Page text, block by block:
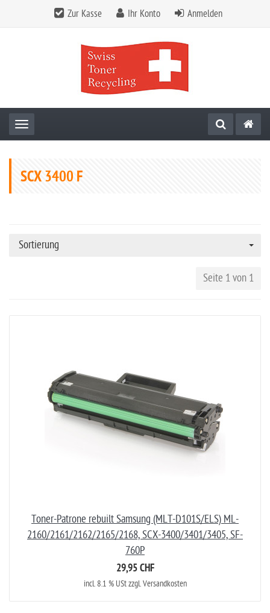
Zur Kasse Ihr Konto Anmelden
Toggle navigation
SCX 3400 F
Sortierung
Seite 1 von 1
Toner-Patrone rebuilt Samsung (MLT-D101S/ELS) ML-
2160/2161/2162/2165/2168, SCX-3400/3401/3405, SF-
760P
29,95 CHF
incl. 8.1 % USt zzgl. Versandkosten